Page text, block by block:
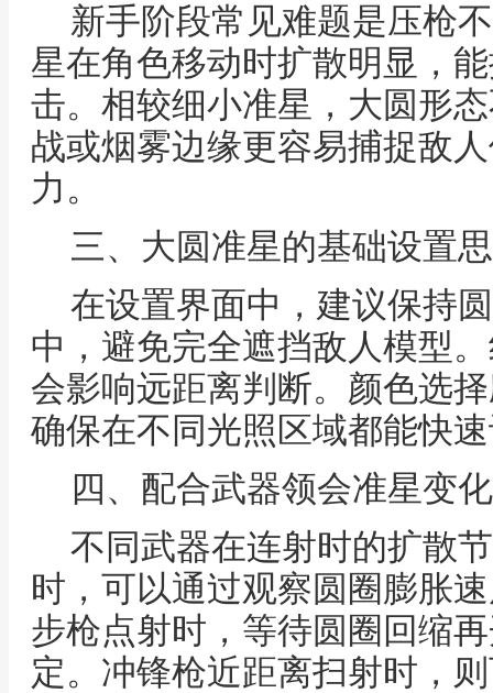
新手阶段常见难题是压枪
星在角色移动时扩散明显，
击。相较细小准星，大圆形
战或烟雾边缘更容易捕捉敌
力。
三、大圆准星的基础设置
在设置界面中，建议保持
中，避免完全遮挡敌人模型
会影响远距离判断。颜色选
确保在不同光照区域都能快
四、配合武器领会准星变化
不同武器在连射时的扩散
时，可以通过观察圆圈膨胀
步枪点射时，等待圆圈回缩
定。冲锋枪近距离扫射时，